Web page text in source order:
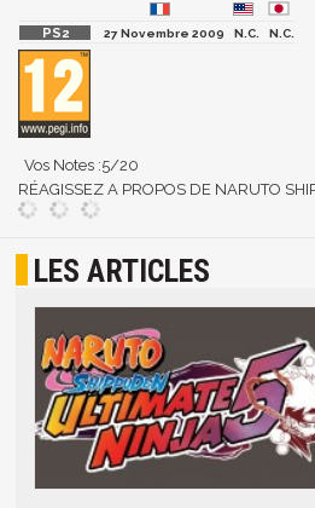
27 Novembre 2009 N.C. N.C.
Vos Notes :5/20
RÉAGISSEZ A PROPOS DE NARUTO
LES ARTICLES